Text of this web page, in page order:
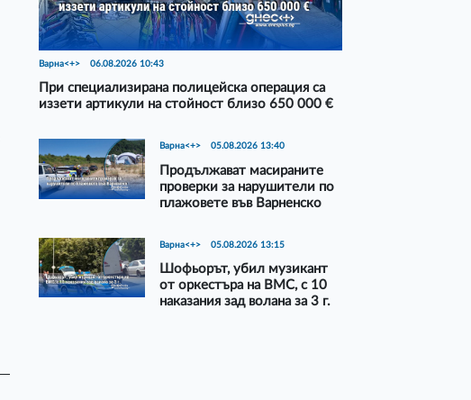
Варна<+> 06.08.2026 10:43
При специализирана полицейска операция са
иззети артикули на стойност близо 650 000 €
Варна<+> 05.08.2026 13:40
Продължават масираните
проверки за нарушители по
плажовете във Варненско
Варна<+> 05.08.2026 13:15
Шофьорът, убил музикант
от оркестъра на ВМС, с 10
наказания зад волана за 3 г.